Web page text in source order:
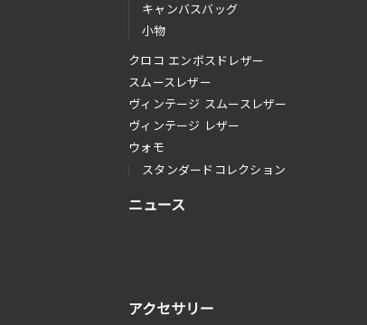
キャンバスバッグ
小物
クロコ エンボスドレザー
スムースレザー
ヴィンテージ スムースレザー
ヴィンテージ レザー
ウォモ
スタンダードコレクション
ニュース
アクセサリー